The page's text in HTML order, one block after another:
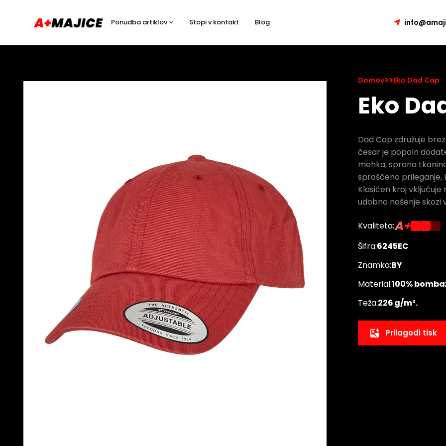
Ponudba artiklov Stopi v kontakt Blog
Domov>>Eko Dad Cap
Eko
Dad Cap združuje
česar je popoln
mehka, sprana
sproščeno prileganje,
Klasičen kroj
udobno nošenje skozi
Kvaliteta:A+
Šifra:6245EC
Znamka:BY
Material:100%
Teža:226 g/m².
Prilagodi tisk